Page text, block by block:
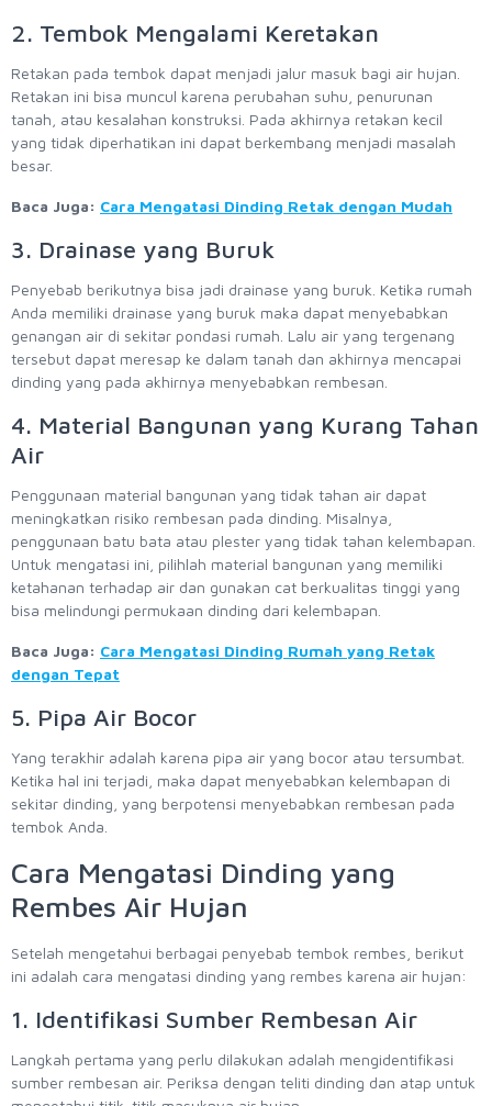
2. Tembok Mengalami Keretakan
Retakan pada tembok dapat menjadi jalur masuk bagi air hujan.
Retakan ini bisa muncul karena perubahan suhu, penurunan
tanah, atau kesalahan konstruksi. Pada akhirnya retakan kecil
yang tidak diperhatikan ini dapat berkembang menjadi masalah
besar.
Baca Juga: Cara Mengatasi Dinding Retak dengan Mudah
3. Drainase yang Buruk
Penyebab berikutnya bisa jadi drainase yang buruk. Ketika rumah
Anda memiliki drainase yang buruk maka dapat menyebabkan
genangan air di sekitar pondasi rumah. Lalu air yang tergenang
tersebut dapat meresap ke dalam tanah dan akhirnya mencapai
dinding yang pada akhirnya menyebabkan rembesan.
4. Material Bangunan yang Kurang Tahan
Air
Penggunaan material bangunan yang tidak tahan air dapat
meningkatkan risiko rembesan pada dinding. Misalnya,
penggunaan batu bata atau plester yang tidak tahan kelembapan.
Untuk mengatasi ini, pilihlah material bangunan yang memiliki
ketahanan terhadap air dan gunakan cat berkualitas tinggi yang
bisa melindungi permukaan dinding dari kelembapan.
Baca Juga: Cara Mengatasi Dinding Rumah yang Retak
dengan Tepat
5. Pipa Air Bocor
Yang terakhir adalah karena pipa air yang bocor atau tersumbat.
Ketika hal ini terjadi, maka dapat menyebabkan kelembapan di
sekitar dinding, yang berpotensi menyebabkan rembesan pada
tembok Anda.
Cara Mengatasi Dinding yang
Rembes Air Hujan
Setelah mengetahui berbagai penyebab tembok rembes, berikut
ini adalah cara mengatasi dinding yang rembes karena air hujan:
1. Identifikasi Sumber Rembesan Air
Langkah pertama yang perlu dilakukan adalah mengidentifikasi
sumber rembesan air. Periksa dengan teliti dinding dan atap untuk